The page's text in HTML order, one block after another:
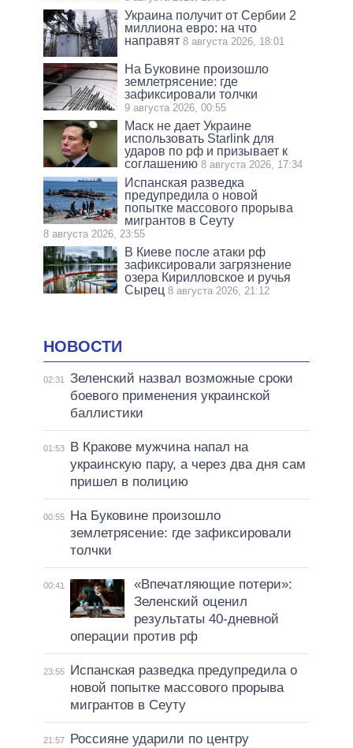
Украина получит от Сербии 2
миллиона евро: на что
направят 8 августа 2026, 18:01
На Буковине произошло
землетрясение: где
зафиксировали толчки
9 августа 2026, 00:55
Маск не дает Украине
использовать Starlink для
ударов по рф и призывает к
соглашению 8 августа 2026, 17:34
Испанская разведка
предупредила о новой
попытке массового прорыва
мигрантов в Сеуту
8 августа 2026, 23:55
В Киеве после атаки рф
зафиксировали загрязнение
озера Кирилловское и ручья
Сырец 8 августа 2026, 21:12
НОВОСТИ
02:31
Зеленский назвал возможные сроки
боевого применения украинской
баллистики
01:53
В Кракове мужчина напал на
украинскую пару, а через два дня сам
пришел в полицию
00:55
На Буковине произошло
землетрясение: где зафиксировали
толчки
00:41
«Впечатляющие потери»:
Зеленский оценил
результаты 40-дневной
операции против рф
23:55
Испанская разведка предупредила о
новой попытке массового прорыва
мигрантов в Сеуту
21:57
Россияне ударили по центру